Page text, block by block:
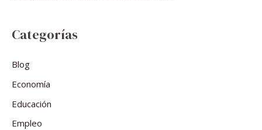
Categorías
Blog
Economía
Educación
Empleo